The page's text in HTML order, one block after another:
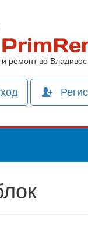
и ремонт во